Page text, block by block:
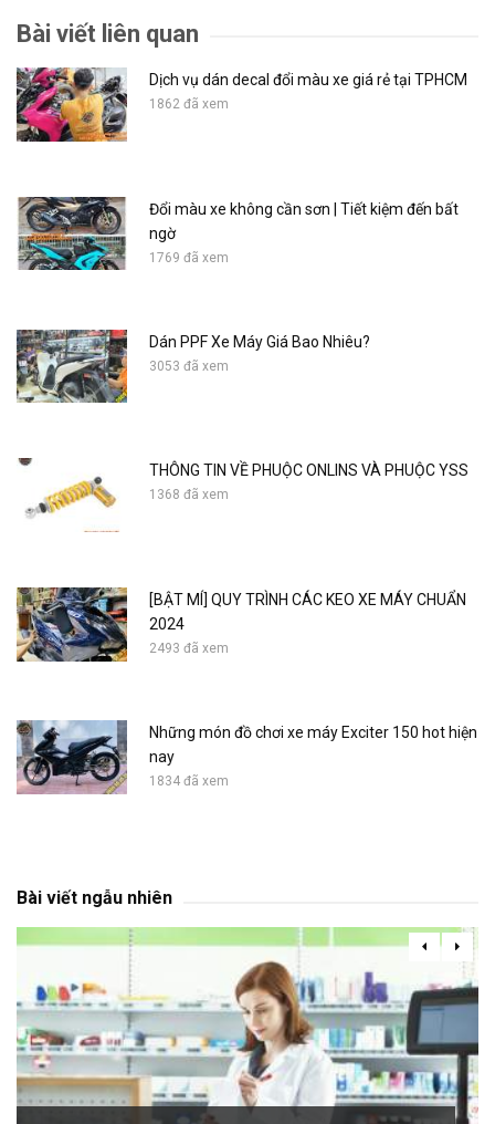
Bài viết liên quan
Dịch vụ dán decal đổi màu xe giá rẻ tại TPHCM
1862 đã xem
Đổi màu xe không cần sơn | Tiết kiệm đến bất
ngờ
1769 đã xem
Dán PPF Xe Máy Giá Bao Nhiêu?
3053 đã xem
THÔNG TIN VỀ PHUỘC ONLINS VÀ PHUỘC YSS
1368 đã xem
[BẬT MÍ] QUY TRÌNH CÁC KEO XE MÁY CHUẨN
2024
2493 đã xem
Những món đồ chơi xe máy Exciter 150 hot hiện
nay
1834 đã xem
Bài viết ngẫu nhiên